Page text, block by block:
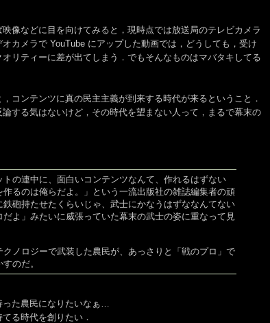
像などに目を向けてみると，現時点では放送局のテレビカメラ
カメラで YouTube にアップした動画では，どうしても，受け
リティーに差が出てしまう．でもそんなものはマバタキしてる
コンテンツに真の民主主義が到来する時代が来るということ．
する気はないけど，その時代を望まない人って，まるで幕末の
トの連中に、面白いコンテンツなんて、作れるはずない
作るのは俺らだよ。」という一流出版社の雑誌編集者の頑
砲持たせたくらいじゃ、武士にかなうはずななんてない
よ」みたいに威張っていた幕末の武士の姿に重なって見
ノロジーで武装した農民が、あっさりと「戦のプロ」で
のだ。
た農民になりたいなぁ…
る時代を創りたい．